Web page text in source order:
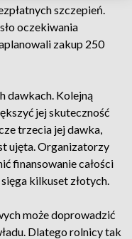
szczepień.
oczekiwania
zakup 250
dawkach. Kolejną
jej skuteczność
trzecia jej dawka,
ujęta. Organizatorzy
finansowanie całości
kilkuset złotych.
może doprowadzić
Dlatego rolnicy tak